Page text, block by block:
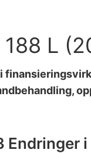
188 L
Endringer